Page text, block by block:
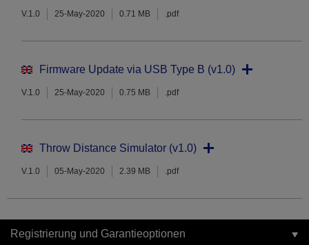
V.1.0 25-May-2020 0.71 MB .pdf
Firmware Update via USB Type B (v1.0)
V.1.0 25-May-2020 0.75 MB .pdf
Throw Distance Simulator (v1.0)
V.1.0 05-May-2020 2.39 MB .pdf
Registrierung und Garantieoptionen